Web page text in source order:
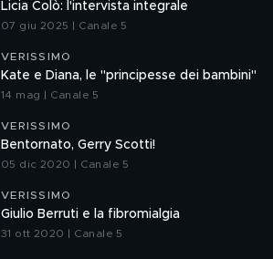
Licia Colò: l'intervista integrale
07 giu 2025 | Canale 5
VERISSIMO
Kate e Diana, le "principesse dei bambini"
14 mag | Canale 5
VERISSIMO
Bentornato, Gerry Scotti!
05 dic 2020 | Canale 5
VERISSIMO
Giulio Berruti e la fibromialgia
31 ott 2020 | Canale 5